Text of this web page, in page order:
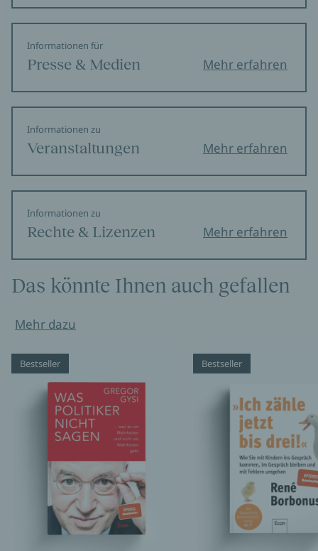
Informationen für
Presse & Medien Mehr erfahren
Informationen zu
Veranstaltungen Mehr erfahren
Informationen zu
Rechte & Lizenzen Mehr erfahren
Das könnte Ihnen auch gefallen
Mehr dazu
Bestseller Bestseller